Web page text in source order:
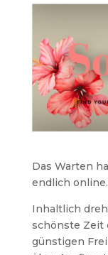
Das Warten
endlich online.
Inhaltlich
schönste Zeit
günstigen